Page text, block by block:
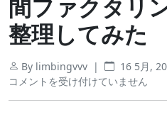
間ファクタリ
整理してみた
By limbingvvv | 16 5月,
2
コメントを受け付けていません